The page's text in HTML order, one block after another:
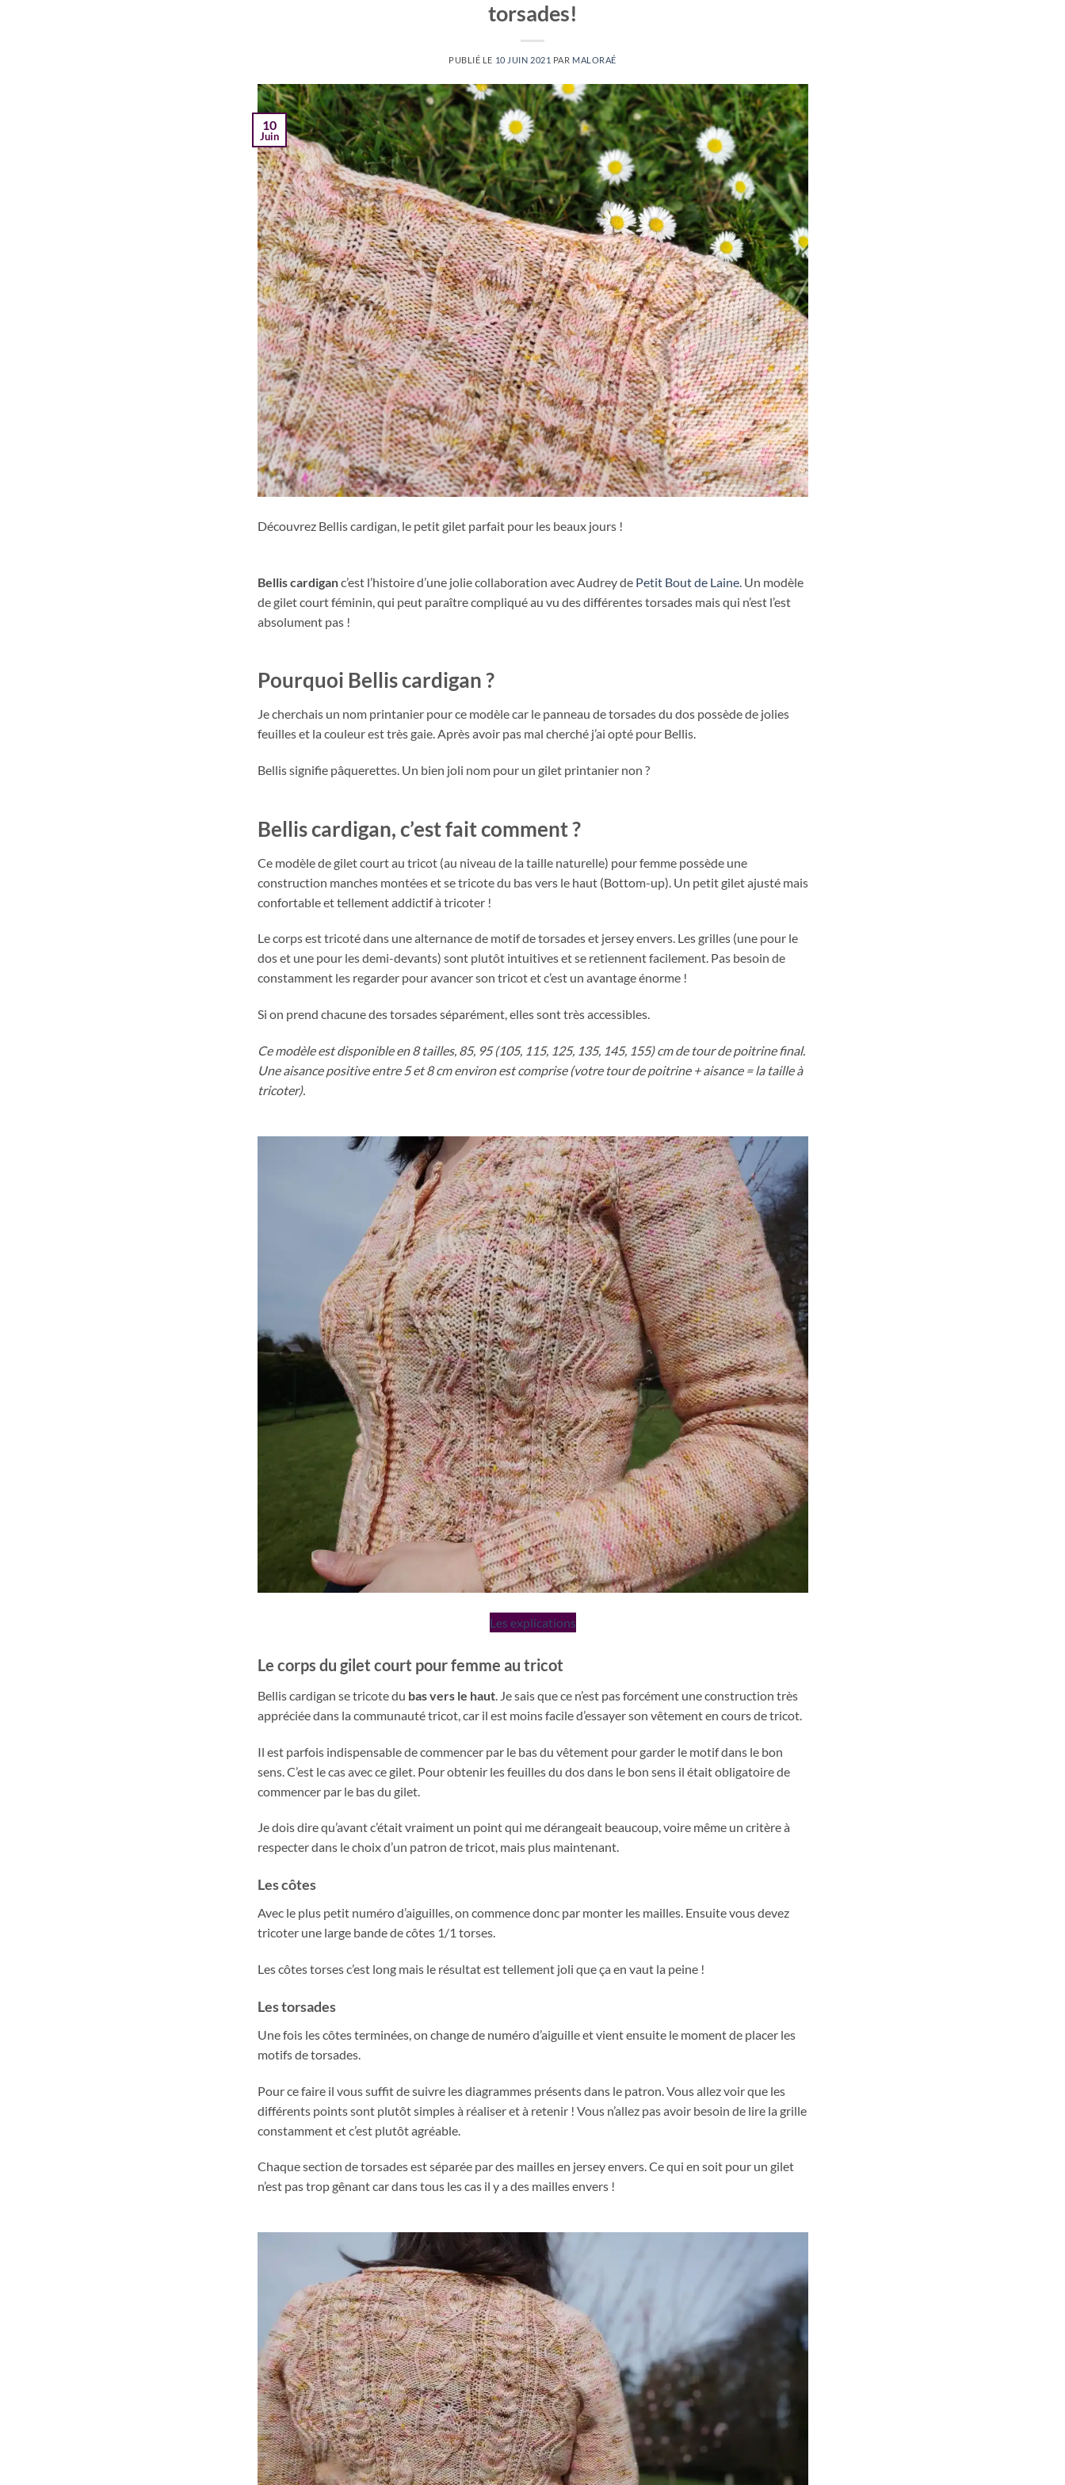
torsades!
PUBLIÉ LE 10 JUIN 2021 PAR MALORAÉ
10
Juin
Découvrez Bellis cardigan, le petit gilet parfait pour les beaux jours !
Bellis cardiganc’est l’histoire d’une jolie collaboration avec Audrey de Petit Bout de Laine. Un modèle
de gilet court féminin, qui peut paraître compliqué au vu des différentes torsades mais qui n’est l’est
absolument pas !
Pourquoi Bellis cardigan ?
Je cherchais un nom printanier pour ce modèle car le panneau de torsades du dos possède de jolies
feuilles et la couleur est très gaie. Après avoir pas mal cherché j’ai opté pour Bellis.
Bellis signifie pâquerettes. Un bien joli nom pour un gilet printanier non ?
Bellis cardigan, c’est fait comment ?
Ce modèle de gilet court au tricot (au niveau de la taille naturelle) pour femme possède une
construction manches montées et se tricote du bas vers le haut (Bottom-up). Un petit gilet ajusté mais
confortable et tellement addictif à tricoter !
Le corps est tricoté dans une alternance de motif de torsades et jersey envers. Les grilles (une pour le
dos et une pour les demi-devants) sont plutôt intuitives et se retiennent facilement. Pas besoin de
constamment les regarder pour avancer son tricot et c’est un avantage énorme !
Si on prend chacune des torsades séparément, elles sont très accessibles.
Ce modèle est disponible en 8 tailles, 85, 95 (105, 115, 125, 135, 145, 155) cm de tour de poitrine final.
Une aisance positive entre 5 et 8 cm environ est comprise (votre tour de poitrine + aisance = la taille à
tricoter).
Les explications
Le corps du gilet court pour femme au tricot
Bellis cardigan se tricote du bas vers le haut. Je sais que ce n’est pas forcément une construction très
appréciée dans la communauté tricot, car il est moins facile d’essayer son vêtement en cours de tricot.
Il est parfois indispensable de commencer par le bas du vêtement pour garder le motif dans le bon
sens. C’est le cas avec ce gilet. Pour obtenir les feuilles du dos dans le bon sens il était obligatoire de
commencer par le bas du gilet.
Je dois dire qu’avant c’était vraiment un point qui me dérangeait beaucoup, voire même un critère à
respecter dans le choix d’un patron de tricot, mais plus maintenant.
Les côtes
Avec le plus petit numéro d’aiguilles, on commence donc par monter les mailles. Ensuite vous devez
tricoter une large bande de côtes 1/1 torses.
Les côtes torses c’est long mais le résultat est tellement joli que ça en vaut la peine !
Les torsades
Une fois les côtes terminées, on change de numéro d’aiguille et vient ensuite le moment de placer les
motifs de torsades.
Pour ce faire il vous suffit de suivre les diagrammes présents dans le patron. Vous allez voir que les
différents points sont plutôt simples à réaliser et à retenir ! Vous n’allez pas avoir besoin de lire la grille
constamment et c’est plutôt agréable.
Chaque section de torsades est séparée par des mailles en jersey envers. Ce qui en soit pour un gilet
n’est pas trop gênant car dans tous les cas il y a des mailles envers !